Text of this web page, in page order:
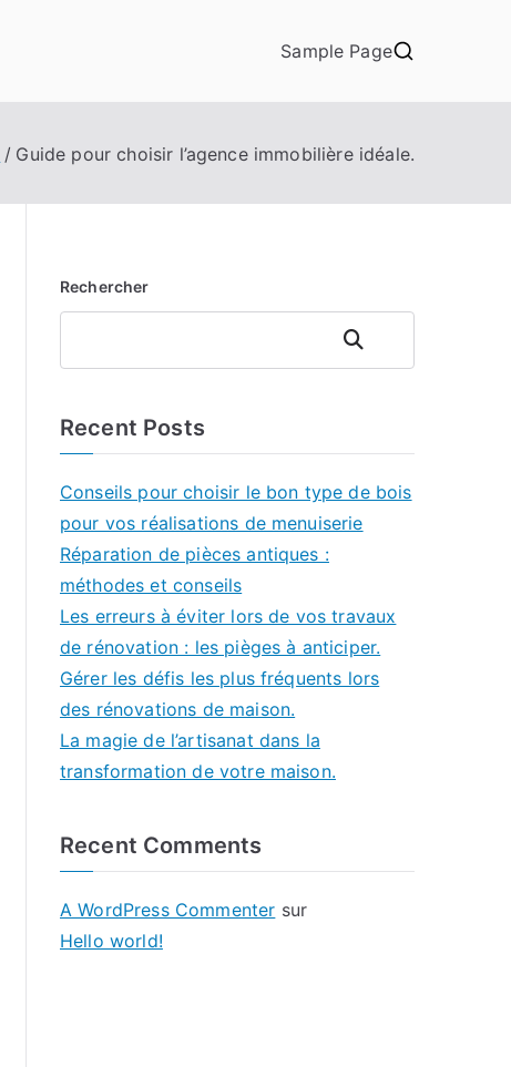
Sample Page
Guide pour choisir l’agence immobilière idéale.
Rechercher
Rechercher
Recent Posts
Conseils pour choisir le bon type de bois
pour vos réalisations de menuiserie
Réparation de pièces antiques :
méthodes et conseils
Les erreurs à éviter lors de vos travaux
de rénovation : les pièges à anticiper.
Gérer les défis les plus fréquents lors
des rénovations de maison.
La magie de l’artisanat dans la
transformation de votre maison.
Recent Comments
A WordPress Commenter sur
Hello world!